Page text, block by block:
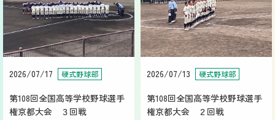
2026/07/17 硬式野球部
第108回全国高等学校野球選手
権京都大会 ３回戦
2026/07/13 硬式野球部
第108回全国高等学校野球選手
権京都大会 ２回戦